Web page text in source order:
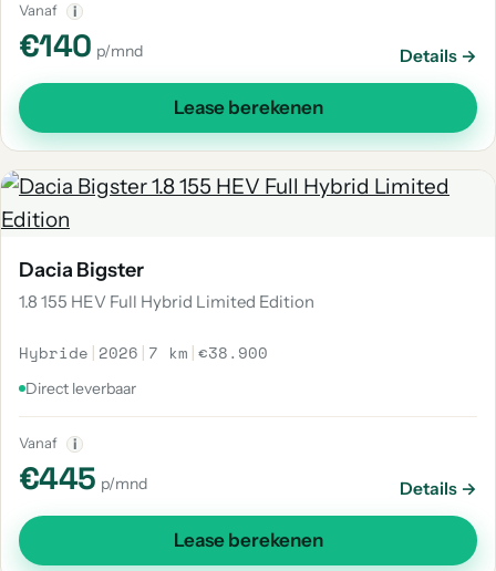
Vanaf i
€140 p/mnd Details →
Lease berekenen
Dacia Bigster
1.8 155 HEV Full Hybrid Limited Edition
Hybride | 2026 | 7 km |€38.900
Direct leverbaar
Vanaf i
€445 p/mnd Details →
Lease berekenen